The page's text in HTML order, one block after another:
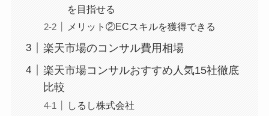
を目指せる
メリット②ECスキルを獲得できる
楽天市場のコンサル費用相場
楽天市場コンサルおすすめ人気15社徹底
比較
しるし株式会社